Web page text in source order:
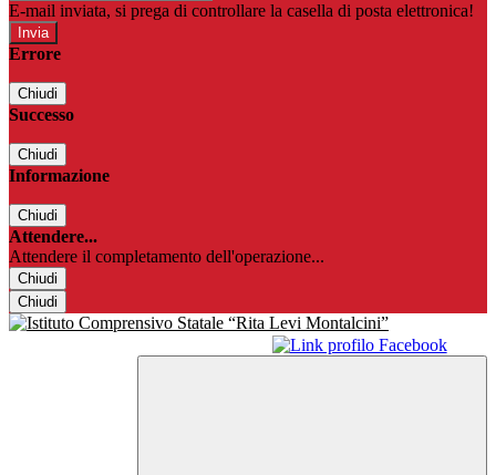
E-mail inviata, si prega di controllare la casella di posta elettronica!
Errore
Chiudi
Successo
Chiudi
Informazione
Chiudi
Attendere...
Attendere il completamento dell'operazione...
Chiudi
Chiudi